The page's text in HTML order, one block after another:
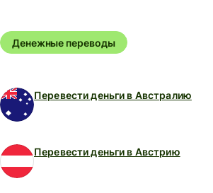
Денежные переводы
Перевести деньги в Австралию
Перевести деньги в Австрию